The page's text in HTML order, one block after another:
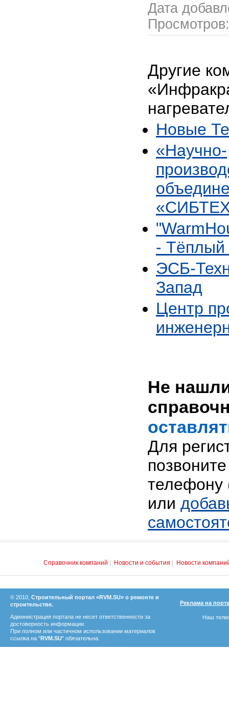
Дата
Другие
Новые
«Научно-
- Тёплый
ЭСБ-
Запад
Центр
Не
Для
телефону
или
Справочник компаний Новости и события Новости
© 2010, Строительный портал «RVM.SU» о ремонте и
строительстве.
Администрация портала не несет ответственности за
достоверность информации.
При полном или частичном использовании материалов
ссылка на "RVM.SU" обязательна.
Реклама на
Наш